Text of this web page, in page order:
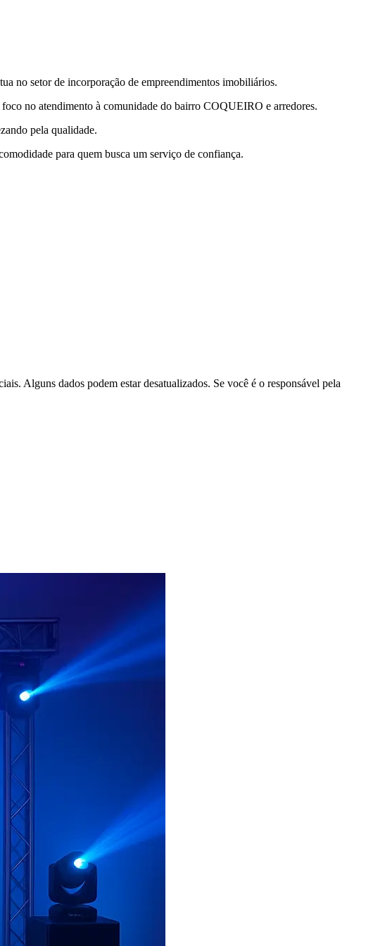
setor de incorporação de empreendimentos imobiliários.
no atendimento à comunidade do bairro COQUEIRO e arredores.
pela qualidade.
para quem busca um serviço de confiança.
Alguns dados podem estar desatualizados. Se você é o responsável pela